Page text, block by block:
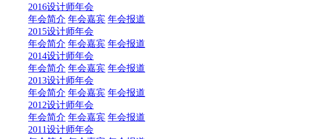
2016设计师年会
年会简介 年会嘉宾 年会报道
2015设计师年会
年会简介 年会嘉宾 年会报道
2014设计师年会
年会简介 年会嘉宾 年会报道
2013设计师年会
年会简介 年会嘉宾 年会报道
2012设计师年会
年会简介 年会嘉宾 年会报道
2011设计师年会